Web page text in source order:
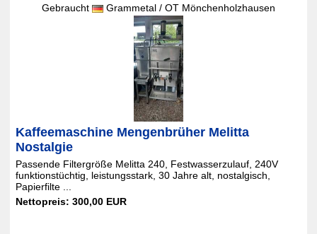
Gebraucht Grammetal / OT Mönchenholzhausen
Kaffeemaschine Mengenbrüher Melitta
Nostalgie
Passende Filtergröße Melitta 240, Festwasserzulauf, 240V
funktionstüchtig, leistungsstark, 30 Jahre alt, nostalgisch,
Papierfilte ...
Nettopreis: 300,00 EUR